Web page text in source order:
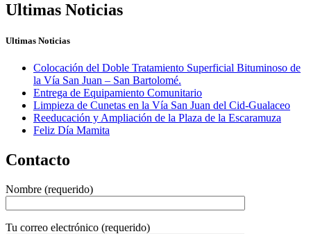
Ultimas Noticias
Ultimas Noticias
Colocación del Doble Tratamiento Superficial Bituminoso de
la Vía San Juan – San Bartolomé.
Entrega de Equipamiento Comunitario
Limpieza de Cunetas en la Vía San Juan del Cid-Gualaceo
Reeducación y Ampliación de la Plaza de la Escaramuza
Feliz Día Mamita
Contacto
Nombre (requerido)
Tu correo electrónico (requerido)